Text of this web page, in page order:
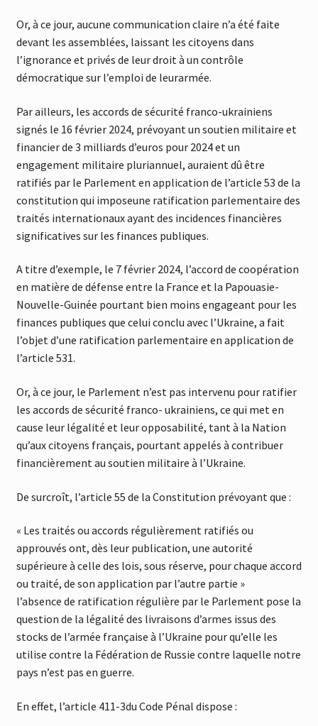
Or, à ce jour, aucune communication claire n’a été faite
devant les assemblées, laissant les citoyens dans
l’ignorance et privés de leur droit à un contrôle
démocratique sur l’emploi de leurarmée.
Par ailleurs, les accords de sécurité franco-ukrainiens
signés le 16 février 2024, prévoyant un soutien militaire et
financier de 3 milliards d’euros pour 2024 et un
engagement militaire pluriannuel, auraient dû être
ratifiés par le Parlement en application de l’article 53 de la
constitution qui imposeune ratification parlementaire des
traités internationaux ayant des incidences financières
significatives sur les finances publiques.
A titre d’exemple, le 7 février 2024, l’accord de coopération
en matière de défense entre la France et la Papouasie-
Nouvelle-Guinée pourtant bien moins engageant pour les
finances publiques que celui conclu avec l’Ukraine, a fait
l’objet d’une ratification parlementaire en application de
l’article 531.
Or, à ce jour, le Parlement n’est pas intervenu pour ratifier
les accords de sécurité franco- ukrainiens, ce qui met en
cause leur légalité et leur opposabilité, tant à la Nation
qu’aux citoyens français, pourtant appelés à contribuer
financièrement au soutien militaire à l’Ukraine.
De surcroît, l’article 55 de la Constitution prévoyant que :
« Les traités ou accords régulièrement ratifiés ou
approuvés ont, dès leur publication, une autorité
supérieure à celle des lois, sous réserve, pour chaque accord
ou traité, de son application par l’autre partie »
l’absence de ratification régulière par le Parlement pose la
question de la légalité des livraisons d’armes issus des
stocks de l’armée française à l’Ukraine pour qu’elle les
utilise contre la Fédération de Russie contre laquelle notre
pays n’est pas en guerre.
En effet, l’article 411-3du Code Pénal dispose :